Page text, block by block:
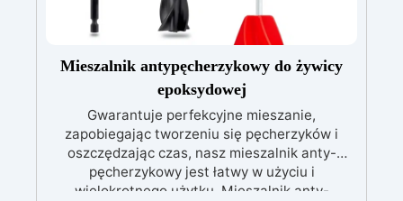
Mieszalnik antypęcherzykowy do żywicy
epoksydowej
Gwarantuje perfekcyjne mieszanie,
zapobiegając tworzeniu się pęcherzyków i
oszczędzając czas, nasz mieszalnik anty-
pęcherzykowy jest łatwy w użyciu i
wielokrotnego użytku. Mieszalnik anty-